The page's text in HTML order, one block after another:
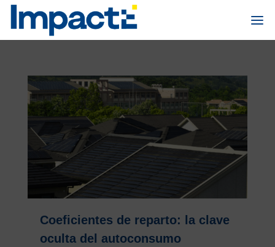
Coeficientes de reparto: la clave
oculta del autoconsumo